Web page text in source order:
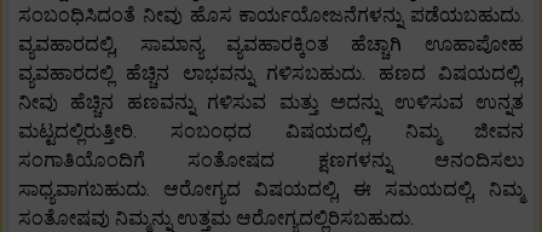
ಸಂಬಂಧಿಸಿದಂತೆ ನೀವು ಹೊಸ ಕಾರ್ಯಯೋಜನೆಗಳನ್ನು ಪಡೆಯಬಹುದು.
ವ್ಯವಹಾರದಲ್ಲಿ, ಸಾಮಾನ್ಯ ವ್ಯವಹಾರಕ್ಕಿಂತ ಹೆಚ್ಚಾಗಿ ಊಹಾಪೋಹ
ವ್ಯವಹಾರದಲ್ಲಿ ಹೆಚ್ಚಿನ ಲಾಭವನ್ನು ಗಳಿಸಬಹುದು. ಹಣದ ವಿಷಯದಲ್ಲಿ,
ನೀವು ಹೆಚ್ಚಿನ ಹಣವನ್ನು ಗಳಿಸುವ ಮತ್ತು ಅದನ್ನು ಉಳಿಸುವ ಉನ್ನತ
ಮಟ್ಟದಲ್ಲಿರುತ್ತೀರಿ. ಸಂಬಂಧದ ವಿಷಯದಲ್ಲಿ, ನಿಮ್ಮ ಜೀವನ
ಸಂಗಾತಿಯೊಂದಿಗೆ ಸಂತೋಷದ ಕ್ಷಣಗಳನ್ನು ಆನಂದಿಸಲು
ಸಾಧ್ಯವಾಗಬಹುದು. ಆರೋಗ್ಯದ ವಿಷಯದಲ್ಲಿ, ಈ ಸಮಯದಲ್ಲಿ, ನಿಮ್ಮ
ಸಂತೋಷವು ನಿಮ್ಮನ್ನು ಉತ್ತಮ ಆರೋಗ್ಯದಲ್ಲಿರಿಸಬಹುದು.